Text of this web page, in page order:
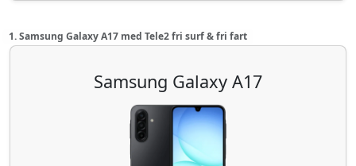
1. Samsung Galaxy A17 med Tele2 fri surf & fri fart
Samsung Galaxy A17